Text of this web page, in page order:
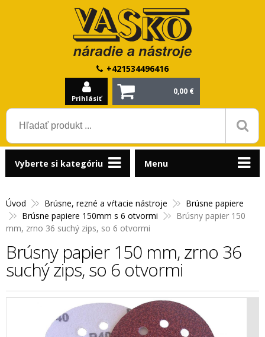
+421534496416
Prihlásiť
0,00 €
Úvod Brúsne, rezné a vŕtacie nástroje
Brúsne papiere
Brúsne papiere 150mm s 6 otvormi
Brúsny papier 150
mm, zrno 36 suchý zips, so 6 otvormi
Brúsny papier 150 mm, zrno 36
suchý zips, so 6 otvormi
Vyberte si kategóriu Menu